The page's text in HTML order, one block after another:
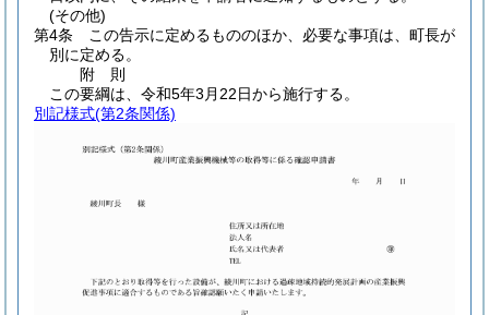
(その他)
第4条
この告示に定めるもののほか、必要な事項は、町長が
別に定める。
附 則
この要綱は、令和5年3月22日から施行する。
別記様式(第2条関係)